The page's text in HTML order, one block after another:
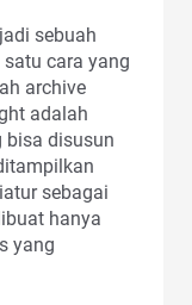
sebuah
cara yang
archive
adalah
bisa disusun
sebagai
hanya
yang